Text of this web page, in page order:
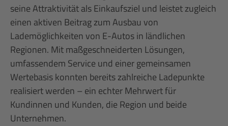
seine Attraktivität als Einkaufsziel und leistet zugleich
einen aktiven Beitrag zum Ausbau von
Lademöglichkeiten von E-Autos in ländlichen
Regionen. Mit maßgeschneiderten Lösungen,
umfassendem Service und einer gemeinsamen
Wertebasis konnten bereits zahlreiche Ladepunkte
realisiert werden – ein echter Mehrwert für
Kundinnen und Kunden, die Region und beide
Unternehmen.